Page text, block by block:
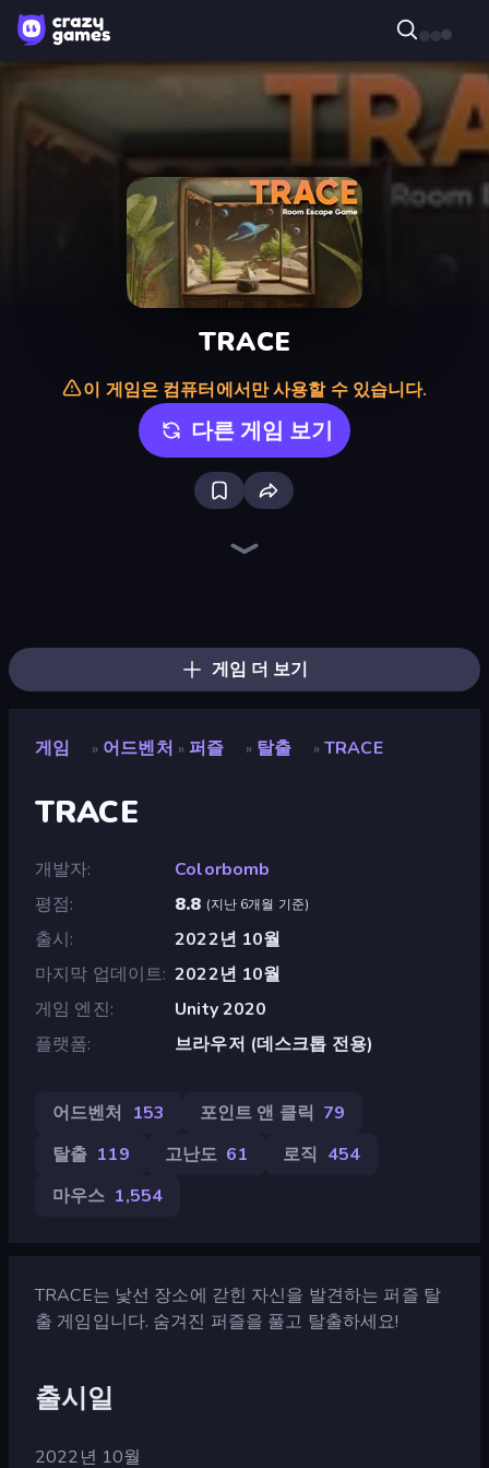
TRACE
이 게임은 컴퓨터에서만 사용할 수 있습니다.
다른 게임 보기
게임 더 보기
게임 » 어드벤처 » 퍼즐 » 탈출 » TRACE
TRACE
개발자
Colorbomb
평점
8.8 (지난 6개월 기준)
출시
2022년 10월
마지막 업데이트 2022년 10월
게임 엔진
Unity 2020
플랫폼
브라우저 (데스크톱 전용)
어드벤처 153 포인트 앤 클릭 79
탈출 119 고난도 61 로직 454
마우스 1,554
TRACE는 낯선 장소에 갇힌 자신을 발견하는 퍼즐 탈
출 게임입니다. 숨겨진 퍼즐을 풀고 탈출하세요!
출시일
2022년 10월